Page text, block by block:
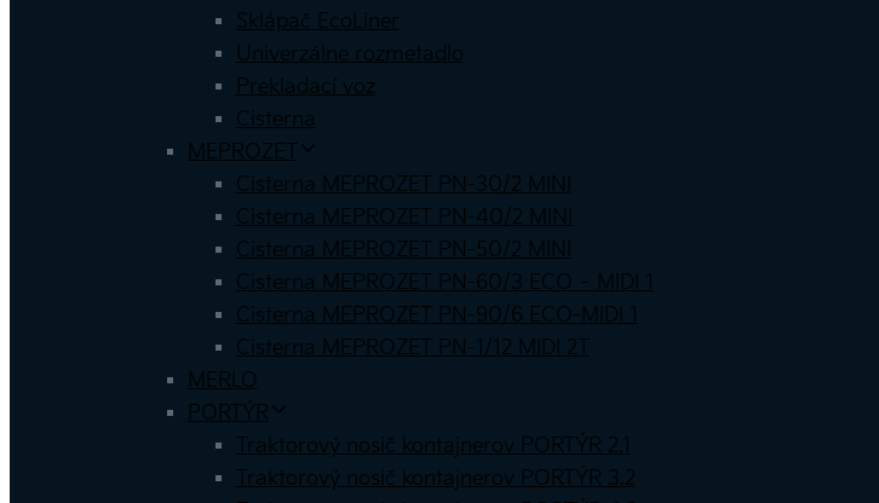
Sklápač EcoLiner
Univerzálne rozmetadlo
Prekladací voz
Cisterna
MEPROZET
Cisterna MEPROZET PN-30/2 MINI
Cisterna MEPROZET PN-40/2 MINI
Cisterna MEPROZET PN-50/2 MINI
Cisterna MEPROZET PN-60/3 ECO – MIDI 1
Cisterna MEPROZET PN-90/6 ECO-MIDI 1
Cisterna MEPROZET PN-1/12 MIDI 2T
MERLO
PORTÝR
Traktorový nosič kontajnerov PORTÝR 2.1
Traktorový nosič kontajnerov PORTÝR 3.2